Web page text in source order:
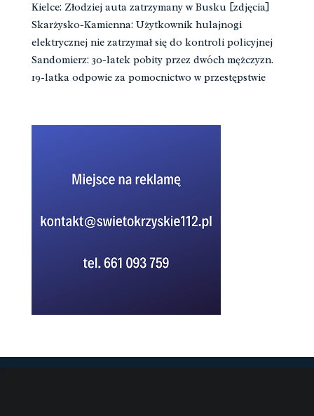
Kielce: Złodziej auta zatrzymany w Busku [zdjęcia]
Skarżysko-Kamienna: Użytkownik hulajnogi
elektrycznej nie zatrzymał się do kontroli policyjnej
Sandomierz: 30-latek pobity przez dwóch mężczyzn.
19-latka odpowie za pomocnictwo w przestępstwie